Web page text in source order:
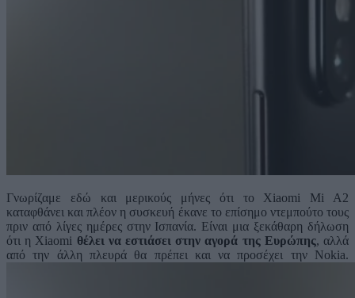
Γνωρίζαμε εδώ και μερικούς μήνες ότι το Xiaomi Mi A2
καταφθάνει και πλέον η συσκευή έκανε το επίσημο ντεμπούτο τους
πριν από λίγες ημέρες στην Ισπανία. Είναι μια ξεκάθαρη δήλωση
ότι η Xiaomi θέλει να εστιάσει στην αγορά της Ευρώπης, αλλά
από την άλλη πλευρά θα πρέπει και να προσέχει την Nokia.